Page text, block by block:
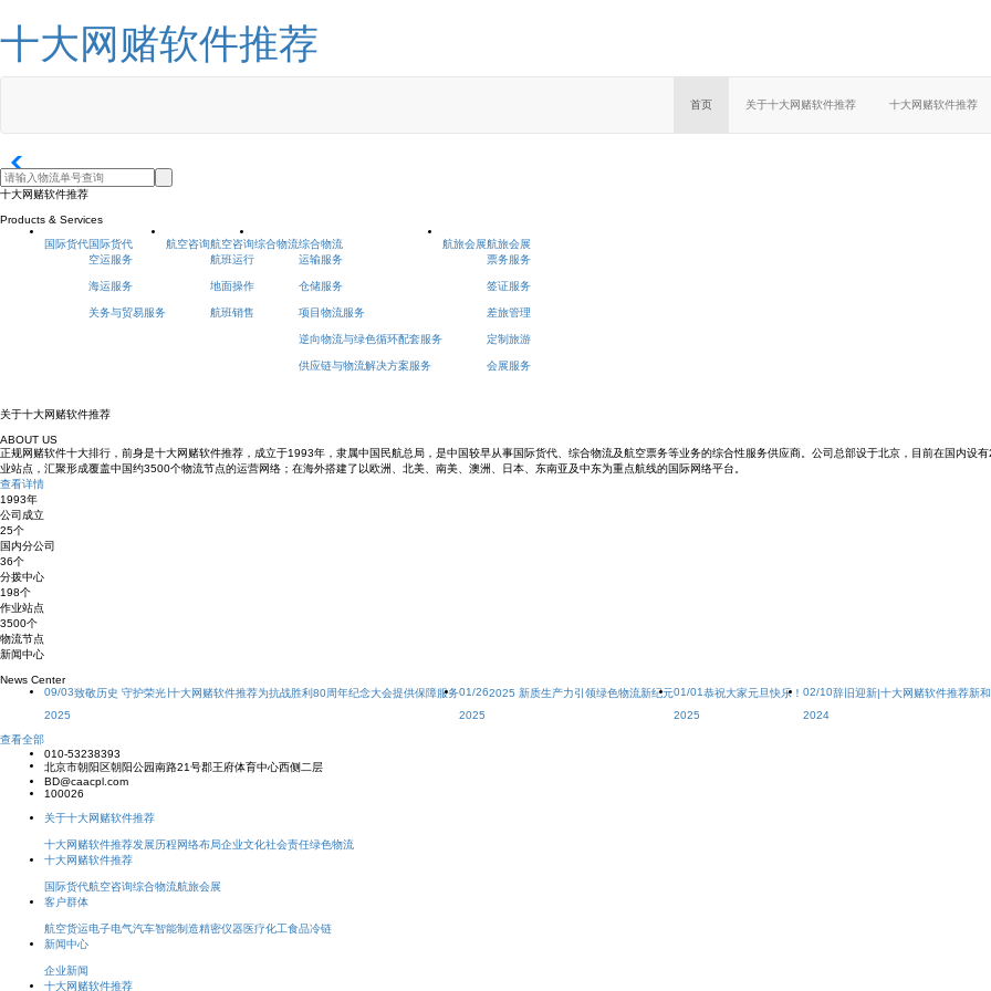
十大网赌软件推荐
首页 关于十大网赌软件推荐 十大网赌软件推荐
十大网赌软件推荐
Products & Services
国际货代国际货代
空运服务
海运服务
关务与贸易服务
航空咨询航空咨询
航班运行
地面操作
航班销售
综合物流综合物流
运输服务
仓储服务
项目物流服务
逆向物流与绿色循环配套服务
供应链与物流解决方案服务
航旅会展航旅会展
票务服务
签证服务
差旅管理
定制旅游
会展服务
关于十大网赌软件推荐
ABOUT US
正规网赌软件十大排行，前身是十大网赌软件推荐，成立于1993年，隶属中国民航总局，是中国较早从事国际货代、综合物流及航空票务等业务的综合性服务供应商。公司总部设于北京，目前在国内设
业站点，汇聚形成覆盖中国约3500个物流节点的运营网络；在海外搭建了以欧洲、北美、南美、澳洲、日本、东南亚及中东为重点航线的国际网络平台。
查看详情
1993年
公司成立
25个
国内分公司
36个
分拨中心
198个
作业站点
3500个
物流节点
新闻中心
News Center
09/03
2025
致敬历史 守护荣光∣十大网赌软件推荐为抗战胜利80周年纪念大会提供保障服务01/26
2025
2025 新质生产力引领绿色物流新纪元01/01
2025
恭祝大家元旦快乐！ 02/10
2024
辞旧迎新|十大网赌软件推荐新
查看全部
010-53238393
北京市朝阳区朝阳公园南路21号郡王府体育中心西侧二层
BD@caacpl.com
100026
关于十大网赌软件推荐
十大网赌软件推荐发展历程网络布局企业文化社会责任绿色物流
十大网赌软件推荐
国际货代航空咨询综合物流航旅会展
客户群体
航空货运电子电气汽车智能制造精密仪器医疗化工食品冷链
新闻中心
企业新闻
十大网赌软件推荐